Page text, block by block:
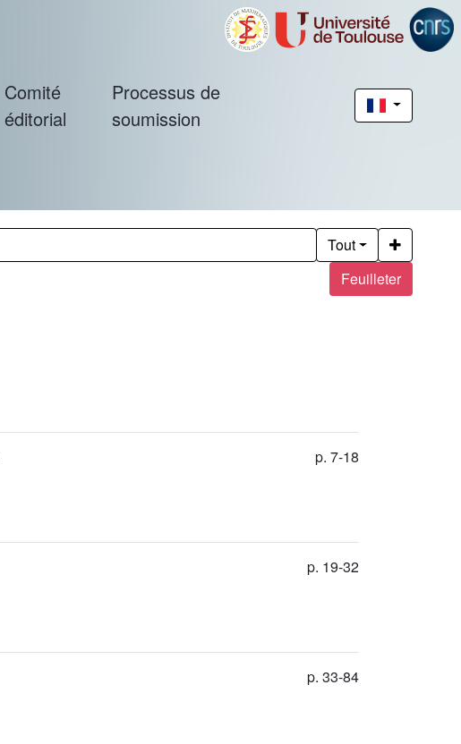
Comité
éditorial
Processus de
soumission
Feuilleter
Tout
p. 7-18
p. 19-32
p. 33-84